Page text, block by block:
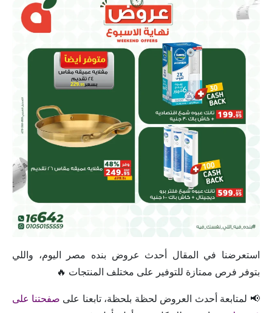
استعرضنا في المقال أحدث عروض بنده مصر اليوم، واللي
بتوفر فرص ممتازة للتوفير على مختلف المنتجات 🔥
📢 لمتابعة أحدث العروض لحظة بلحظة، تابعنا على صفحتنا على